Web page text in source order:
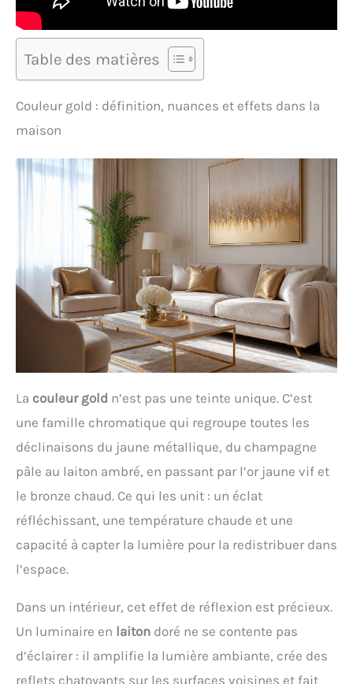
Table des matières
Couleur gold : définition, nuances et effets dans la
maison
La couleur gold n’est pas une teinte unique. C’est
une famille chromatique qui regroupe toutes les
déclinaisons du jaune métallique, du champagne
pâle au laiton ambré, en passant par l’or jaune vif et
le bronze chaud. Ce qui les unit : un éclat
réfléchissant, une température chaude et une
capacité à capter la lumière pour la redistribuer dans
l’espace.
Dans un intérieur, cet effet de réflexion est précieux.
Un luminaire en laiton doré ne se contente pas
d’éclairer : il amplifie la lumière ambiante, crée des
reflets chatoyants sur les surfaces voisines et fait